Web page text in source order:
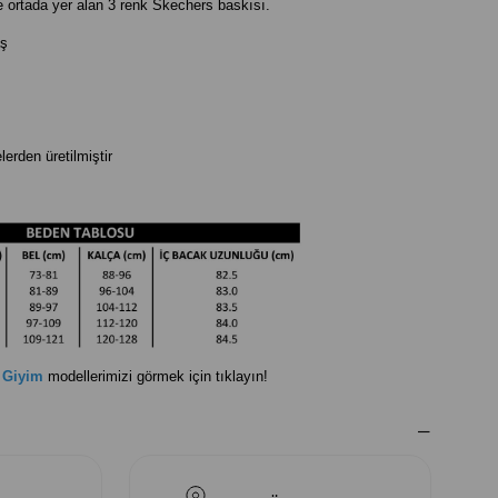
ortada yer alan 3 renk Skechers baskısı.
üretilmiştir
modellerimizi görmek için tıklayın!